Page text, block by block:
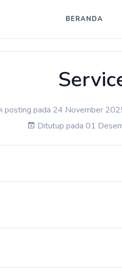
BERANDA
posting pada 24 November
Ditutup pada 01